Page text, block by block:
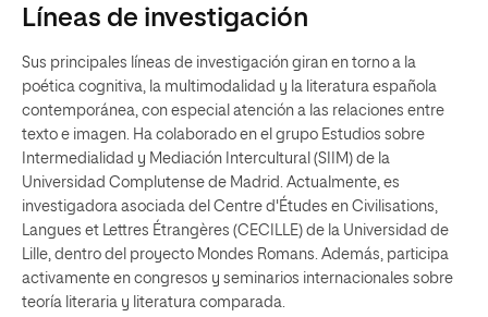
Líneas de investigación
Sus principales líneas de investigación giran en torno a la
poética cognitiva, la multimodalidad y la literatura española
contemporánea, con especial atención a las relaciones entre
texto e imagen. Ha colaborado en el grupo Estudios sobre
Intermedialidad y Mediación Intercultural (SIIM) de la
Universidad Complutense de Madrid. Actualmente, es
investigadora asociada del Centre d'Études en Civilisations,
Langues et Lettres Étrangères (CECILLE) de la Universidad de
Lille, dentro del proyecto Mondes Romans. Además, participa
activamente en congresos y seminarios internacionales sobre
teoría literaria y literatura comparada.